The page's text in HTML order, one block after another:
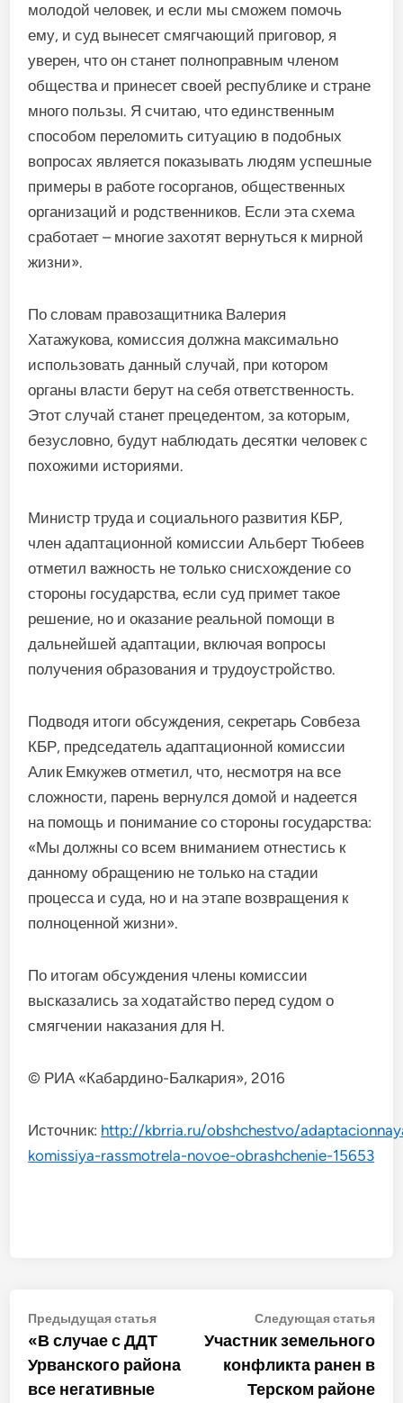
молодой человек, и если мы сможем помочь
ему, и суд вынесет смягчающий приговор, я
уверен, что он станет полноправным членом
общества и принесет своей республике и стране
много пользы. Я считаю, что единственным
способом переломить ситуацию в подобных
вопросах является показывать людям успешные
примеры в работе госорганов, общественных
организаций и родственников. Если эта схема
сработает – многие захотят вернуться к мирной
жизни».
По словам правозащитника Валерия
Хатажукова, комиссия должна максимально
использовать данный случай, при котором
органы власти берут на себя ответственность.
Этот случай станет прецедентом, за которым,
безусловно, будут наблюдать десятки человек с
похожими историями.
Министр труда и социального развития КБР,
член адаптационной комиссии Альберт Тюбеев
отметил важность не только снисхождение со
стороны государства, если суд примет такое
решение, но и оказание реальной помощи в
дальнейшей адаптации, включая вопросы
получения образования и трудоустройство.
Подводя итоги обсуждения, секретарь Совбеза
КБР, председатель адаптационной комиссии
Алик Емкужев отметил, что, несмотря на все
сложности, парень вернулся домой и надеется
на помощь и понимание со стороны государства:
«Мы должны со всем вниманием отнестись к
данному обращению не только на стадии
процесса и суда, но и на этапе возвращения к
полноценной жизни».
По итогам обсуждения члены комиссии
высказались за ходатайство перед судом о
смягчении наказания для Н.
© РИА «Кабардино-Балкария», 2016
Источник: http://kbrria.ru/obshchestvo/
komissiya-rassmotrela-novoe-obrashchenie-15653
Навигация
по
записям
Предыдущая статьяПредыдущая
статья:
«В случае с ДДТ
Урванского района
все негативные
Следующая статья
Участник земельного
конфликта ранен в
Терском районе